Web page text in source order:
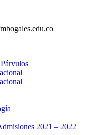
2021 – 2022